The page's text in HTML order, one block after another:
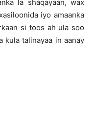
la shaqayaan, wax
iyo amaanka
si toos ah ula soo
kula talinayaa in aanay